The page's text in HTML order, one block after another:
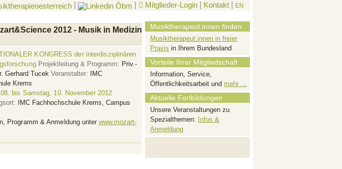
| Mitglieder-Login| Kontakt| EN
2012 - Musik in Medizin
KONGRESS der interdisziplinären
Projektleitung & Programm: Priv.-
Gerhard Tucek Veranstalter: IMC
Krems
bis Samstag, 10. November 2012
IMC Fachhochschule Krems, Campus
Programm & Anmeldungunterwww.mozart-
Musiktherapeut:innen finden
Musiktherapeut:innen in freier
Praxis in Ihrem Bundesland
Vorteile Ihrer Mitgliedschaft
Information, Service,
Öffentlichkeitsarbeit und mehr ...
Aktuelle Fortbildungen
Unsere Veranstaltungen zu
Spezialthemen:
Infos &
Anmeldung